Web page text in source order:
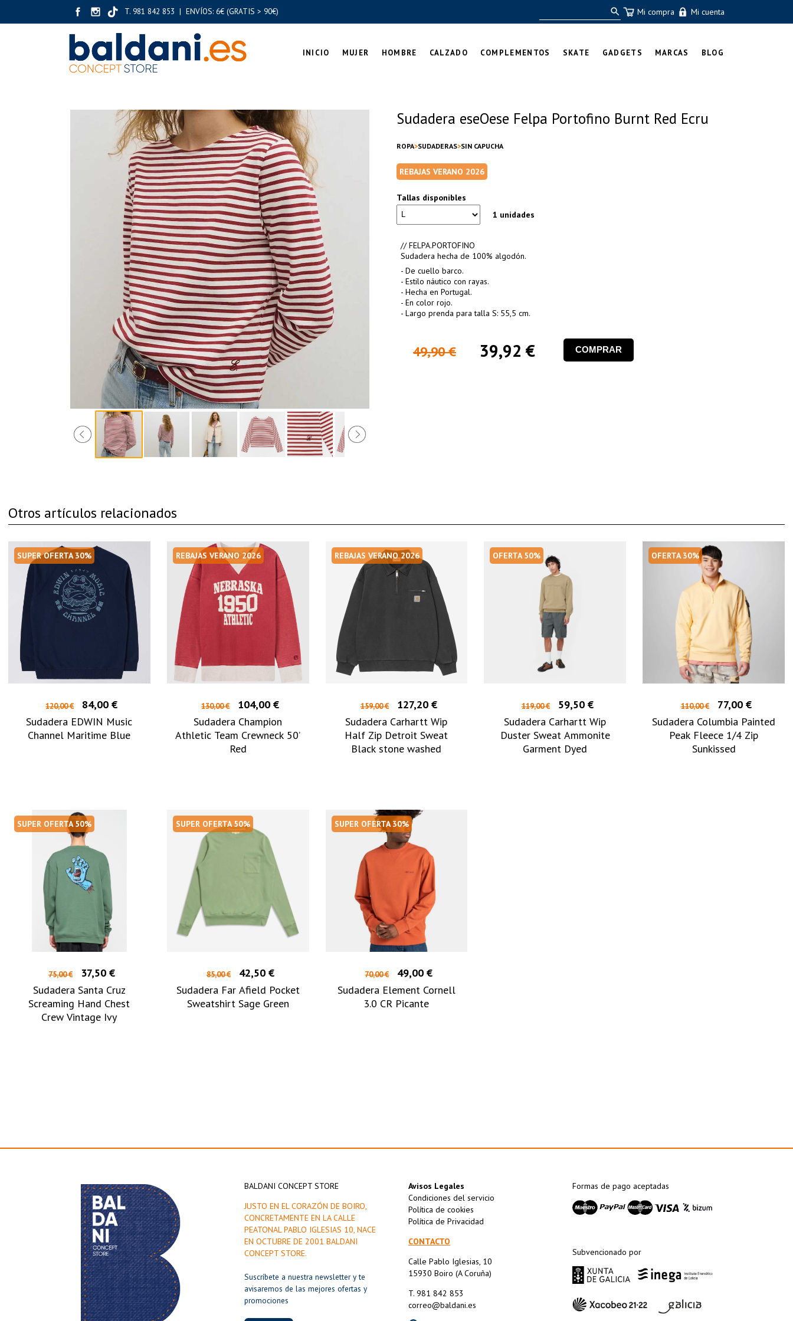
T. 981 842 853 | ENVÍOS: 6€ (GRATIS > 90€) Mi compra Mi cuenta
INICIO MUJER HOMBRE CALZADO COMPLEMENTOS SKATE GADGETS MARCAS BLOG
Sudadera eseOese Felpa Portofino Burnt Red Ecru
ROPA SUDADERAS SIN CAPUCHA
REBAJAS VERANO 2026
Tallas disponibles
1 unidades
// FELPA.PORTOFINO
Sudadera hecha de 100% algodón.
- De cuello barco.
- Estilo náutico con rayas.
- Hecha en Portugal.
- En color rojo.
- Largo prenda para talla S: 55,5 cm.
49,90 € 39,92 € COMPRAR
Otros artículos relacionados
SUPER OFERTA 30%
120,00 €
84,00 €
Sudadera EDWIN Music
Channel Maritime Blue
REBAJAS VERANO 2026
130,00 €
104,00 €
Sudadera Champion
Athletic Team Crewneck 50’
Red
REBAJAS VERANO 2026
159,00 €
127,20 €
Sudadera Carhartt Wip
Half Zip Detroit Sweat
Black stone washed
OFERTA 50%
119,00 €
59,50 €
Sudadera Carhartt Wip
Duster Sweat Ammonite
Garment Dyed
OFERTA 30%
110,00 €
77,00 €
Sudadera Columbia Painted
Peak Fleece 1/4 Zip
Sunkissed
SUPER OFERTA 50%
75,00 €
37,50 €
Sudadera Santa Cruz
Screaming Hand Chest
Crew Vintage Ivy
SUPER OFERTA 50%
85,00 €
42,50 €
Sudadera Far Afield Pocket
Sweatshirt Sage Green
SUPER OFERTA 30%
70,00 €
49,00 €
Sudadera Element Cornell
3.0 CR Picante
BALDANI CONCEPT STORE
JUSTO EN EL CORAZÓN DE BOIRO,
CONCRETAMENTE EN LA CALLE
PEATONAL PABLO IGLESIAS 10, NACE
EN OCTUBRE DE 2001 BALDANI
CONCEPT STORE.
Suscríbete a nuestra newsletter y te
avisaremos de las mejores ofertas y
promociones
Avisos Legales
Condiciones del servicio
Política de cookies
Política de Privacidad
CONTACTO
Calle Pablo Iglesias, 10
15930 Boiro (A Coruña)
T. 981 842 853
correo@baldani.es
Formas de pago aceptadas
Subvencionado por